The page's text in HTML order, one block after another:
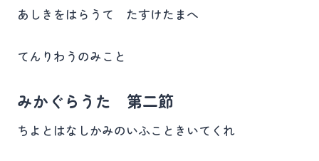
あしきをはらうて たすけたまへ
てんりわうのみこと
みかぐらうた 第二節
ちよとはなしかみのいふこときいてくれ